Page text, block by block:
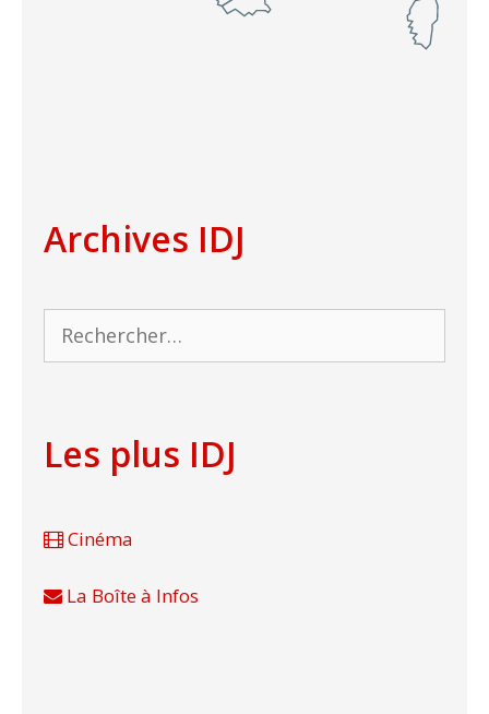
Archives IDJ
Rechercher :
Les plus IDJ
Cinéma
La Boîte à Infos